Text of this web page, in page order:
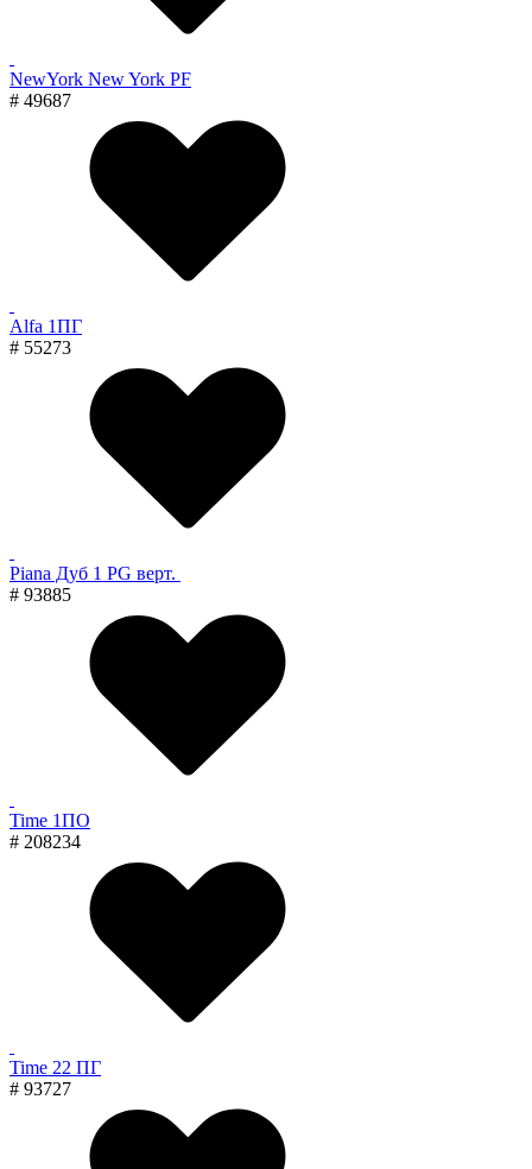
NewYork New York PF
# 49687
Alfa 1ПГ
# 55273
Piana Дуб 1 PG верт.
# 93885
Time 1ПО
# 208234
Time 22 ПГ
# 93727